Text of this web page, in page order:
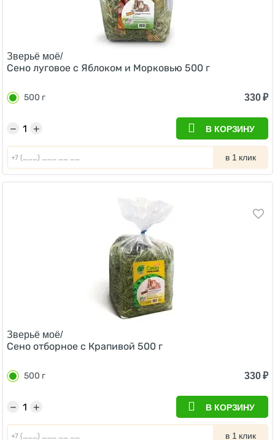
Зверьё моё/
Сено луговое с Яблоком и Морковью 500 г
500 г 330₽
+
− В КОРЗИНУ
в 1 клик
Зверьё моё/
Сено отборное с Крапивой 500 г
500 г 330₽
+
− В КОРЗИНУ
в 1 клик